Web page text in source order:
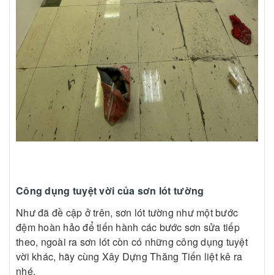
Công dụng tuyệt vời của sơn lót tường
Như đã đề cập ở trên, sơn lót tường như một bước
đệm hoàn hảo để tiến hành các bước sơn sửa tiếp
theo, ngoài ra sơn lót còn có những công dụng tuyệt
vời khác, hãy cùng Xây Dựng Thăng Tiến liệt kê ra
nhé.